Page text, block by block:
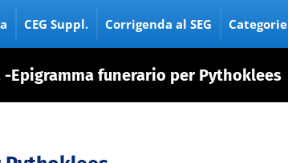
CEG Suppl. Corrigenda al SEG Categorie
-Epigramma funerario per Pythoklees